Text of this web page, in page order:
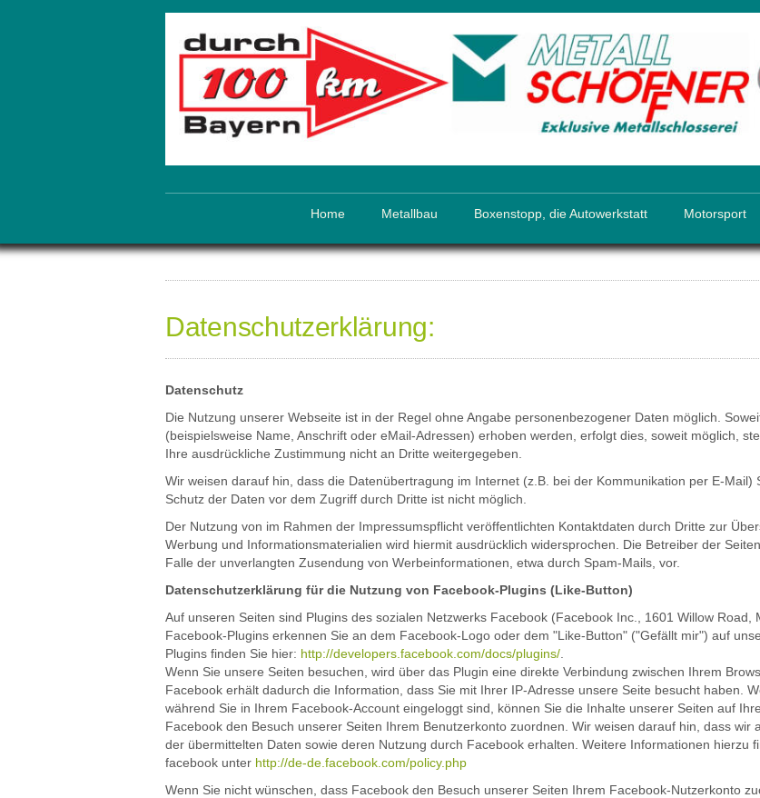
Home Metallbau Boxenstopp, die Autowerkstatt Motorsport
Datenschutzerklärung:
Datenschutz
Die Nutzung unserer Webseite ist in der Regel ohne Angabe personenbezogener Daten möglich.
(beispielsweise Name, Anschrift oder eMail-Adressen) erhoben werden, erfolgt dies, soweit möglich,
Ihre ausdrückliche Zustimmung nicht an Dritte weitergegeben.
Wir weisen darauf hin, dass die Datenübertragung im Internet (z.B. bei der Kommunikation per E-
Schutz der Daten vor dem Zugriff durch Dritte ist nicht möglich.
Der Nutzung von im Rahmen der Impressumspflicht veröffentlichten Kontaktdaten durch Dritte zur
Werbung und Informationsmaterialien wird hiermit ausdrücklich widersprochen. Die Betreiber der
Falle der unverlangten Zusendung von Werbeinformationen, etwa durch Spam-Mails, vor.
Datenschutzerklärung für die Nutzung von Facebook-Plugins (Like-Button)
Auf unseren Seiten sind Plugins des sozialen Netzwerks Facebook (Facebook Inc., 1601 Willow
Facebook-Plugins erkennen Sie an dem Facebook-Logo oder dem "Like-Button" ("Gefällt mir") auf
Plugins finden Sie hier: http://developers.facebook.com/docs/plugins/.
Wenn Sie unsere Seiten besuchen, wird über das Plugin eine direkte Verbindung zwischen Ihrem
Facebook erhält dadurch die Information, dass Sie mit Ihrer IP-Adresse unsere Seite besucht haben.
während Sie in Ihrem Facebook-Account eingeloggt sind, können Sie die Inhalte unserer Seiten auf
Facebook den Besuch unserer Seiten Ihrem Benutzerkonto zuordnen. Wir weisen darauf hin, dass wir
der übermittelten Daten sowie deren Nutzung durch Facebook erhalten. Weitere Informationen hierzu
facebook unter http://de-de.facebook.com/policy.php
Wenn Sie nicht wünschen, dass Facebook den Besuch unserer Seiten Ihrem Facebook-Nutzerkonto